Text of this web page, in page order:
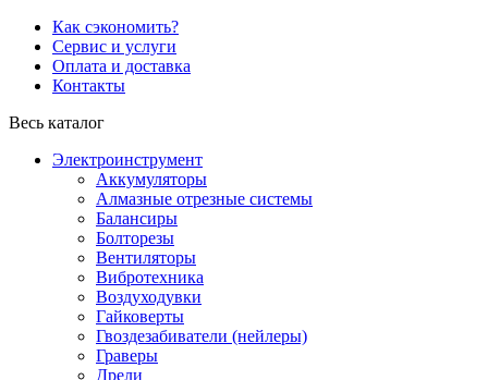
Как сэкономить?
Сервис и услуги
Оплата и доставка
Контакты
Весь каталог
Электроинструмент
Аккумуляторы
Алмазные отрезные системы
Балансиры
Болторезы
Вентиляторы
Вибротехника
Воздуходувки
Гайковерты
Гвоздезабиватели (нейлеры)
Граверы
Дрели